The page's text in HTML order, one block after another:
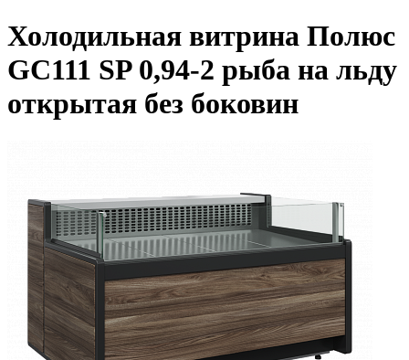
Холодильная витрина Полюс
GC111 SP 0,94-2 рыба на льду
открытая без боковин